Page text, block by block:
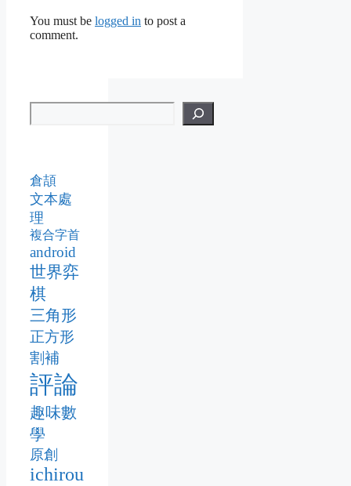
You must be logged in to post a
comment.
倉頡
文本處
理
複合字首
android
世界弈
棋
三角形
正方形
割補
評論
趣味數
學
原創
ichirou